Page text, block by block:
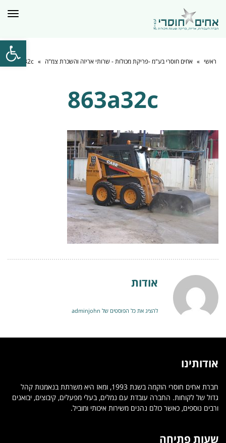
פתח
ראשי » אחים חוסרי בע"מ -פריקת מכולות - שרותי אריזה והשכרת צמ"ה »
863a32c
863a32c
אודות
להציג את כל הפוסטים של adminjohn
אודותינו
חברת אחים חוסרי הוקמה בשנת 1993, ומאז היא משרתת בנאמנות קהל
גדול של לקוחות. החברה עובדת עם נמלים, בעלי מפעלים, קיבוצים, יבואנים
ורבים נוספים, כאשר כולם נהנים משירות איכותי ומוביל.
שעות פתיחה